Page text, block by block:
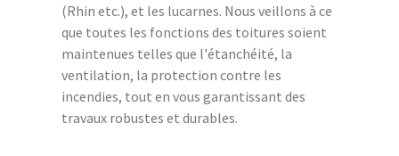
(Rhin etc.), et les lucarnes. Nous veillons à ce
que toutes les fonctions des toitures soient
maintenues telles que l'étanchéité, la
ventilation, la protection contre les
incendies, tout en vous garantissant des
travaux robustes et durables.